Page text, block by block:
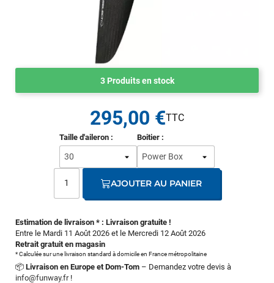
3 Produits en stock
Estimation de livraison * : Livraison gratuite !
Entre le Mardi 11 Août 2026 et le Mercredi 12 Août 2026
Retrait gratuit en magasin
* Calculée sur une livraison standard à domicile en France métropolitaine
📦 Livraison en Europe et Dom-Tom – Demandez votre devis à
info@funway.fr!
Taille d'aileron : Boitier :
295,00 €
AJOUTER AU PANIER